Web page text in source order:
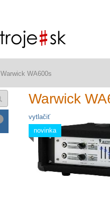
Warwick WA600s
Warwick
vytlačiť
novinka